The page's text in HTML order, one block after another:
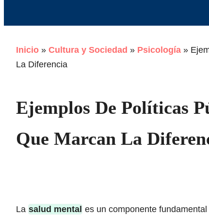
Inicio » Cultura y Sociedad » Psicología »
La Diferencia
Ejemplos De Políticas
Que Marcan La
La salud mental es un componente